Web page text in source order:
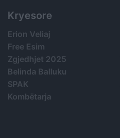
Kryesore
Erion Veliaj
Free Esim
Zgjedhjet 2025
Belinda Balluku
SPAK
Kombëtarja